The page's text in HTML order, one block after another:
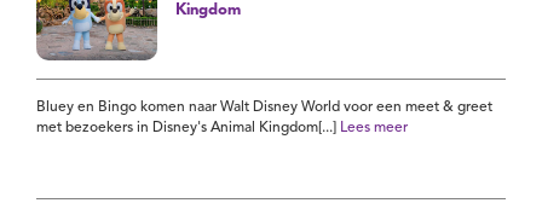
Kingdom
Bluey en Bingo komen naar Walt Disney World voor een meet & greet
met bezoekers in Disney's Animal Kingdom[...]
Lees meer